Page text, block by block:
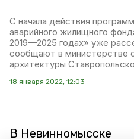
С начала действия
аварийного жилищного
2019—2025 годах» уже
сообщают в министерстве
архитектуры
18 января 2022, 12:03
В Невинномысске